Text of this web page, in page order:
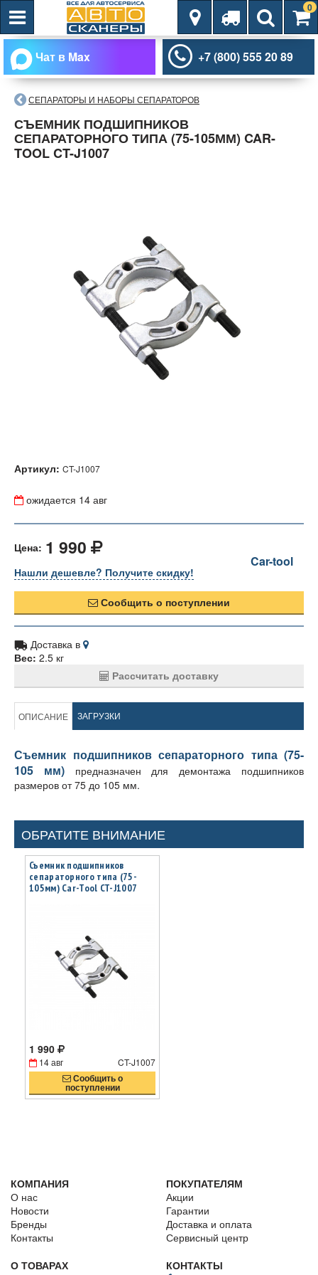
0
Чат в Max +7 (800) 555 20 89
СЕПАРАТОРЫ И НАБОРЫ СЕПАРАТОРОВ
СЪЕМНИК ПОДШИПНИКОВ
СЕПАРАТОРНОГО ТИПА (75-105ММ) CAR-
TOOL CT-J1007
Артикул: CT-J1007
ожидается 14 авг
Цена: 1 990
Car-tool
Нашли дешевле? Получите скидку!
Сообщить о поступлении
Доставка в
Вес: 2.5 кг
Рассчитать доставку
ОПИСАНИЕ ЗАГРУЗКИ
Съемник подшипников сепараторного типа (75-
105 мм)предназначен для демонтажа подшипников
размеров от 75 до 105 мм.
ОБРАТИТЕ ВНИМАНИЕ
Съемник подшипников
сепараторного типа (75-
105мм) Car-Tool CT-J1007
1 990
14 авг CT-J1007
Сообщить о
поступлении
КОМПАНИЯ
О нас
Новости
Бренды
Контакты
ПОКУПАТЕЛЯМ
Акции
Гарантии
Доставка и оплата
Сервисный центр
О ТОВАРАХ
КОНТАКТЫ